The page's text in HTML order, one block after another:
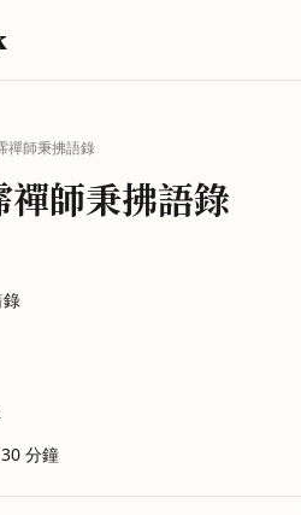
禪師秉拂語錄
禪師秉拂語錄
錄
分鐘